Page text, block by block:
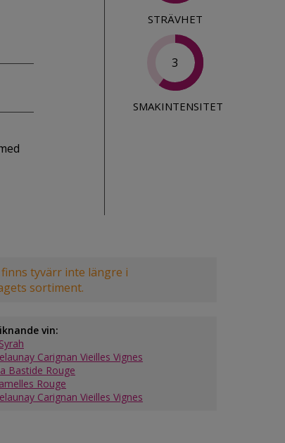
STRÄVHET
3
SMAKINTENSITET
tyvärr inte längre i
sortiment.
vin:
Carignan Vieilles Vignes
Bastide Rouge
Rouge
Carignan Vieilles Vignes